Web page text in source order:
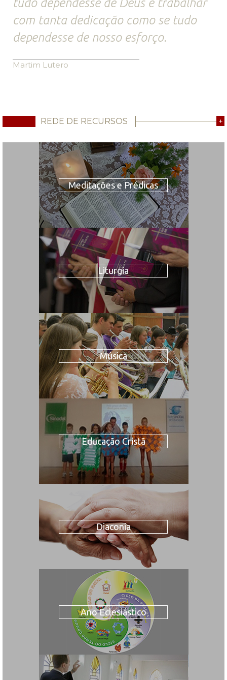
com tanta dedicação como se tudo
dependesse de nosso esforço.
Martim Lutero
REDE DE RECURSOS +
Meditações e Prédicas
Liturgia
Música
Educação Cristã
Diaconia
Ano Eclesiástico